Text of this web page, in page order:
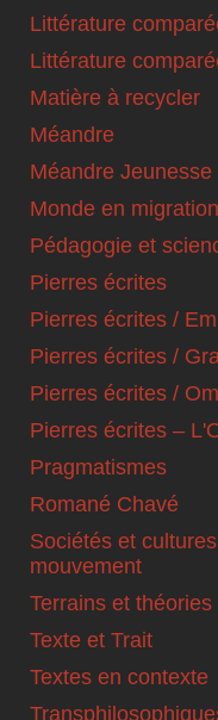
Littérature
Littérature
Matière à recycler
Méandre
Méandre Jeunesse
Monde en
Pédagogie et
Pierres écrites
Pierres écrites /
Pierres écrites /
Pierres écrites /
Pierres écrites –
Pragmatismes
Romané Chavé
Sociétés et
mouvement
Terrains et
Texte et Trait
Textes en contexte